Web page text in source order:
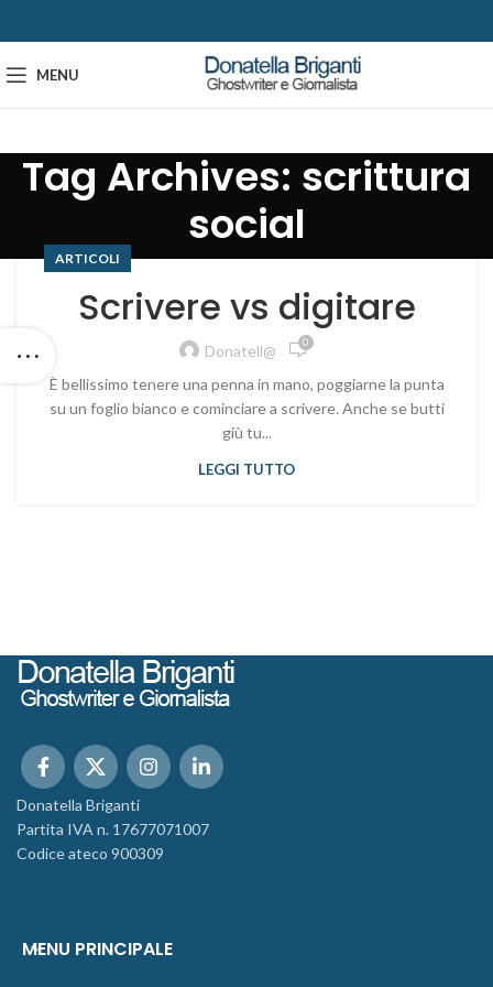
MENU
Tag Archives: scrittura
social
ARTICOLI
Scrivere vs digitare
Donatell@ 0
È bellissimo tenere una penna in mano, poggiarne la punta
su un foglio bianco e cominciare a scrivere. Anche se butti
giù tu...
LEGGI TUTTO
Donatella Briganti
Partita IVA n. 17677071007
Codice ateco 900309
MENU PRINCIPALE